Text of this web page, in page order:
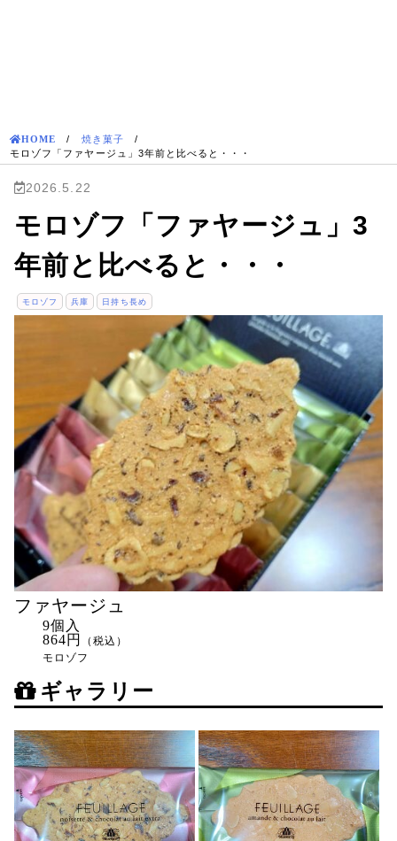
HOME / 焼き菓子 /
モロゾフ「ファヤージュ」3年前と比べると・・・
2026.5.22
モロゾフ「ファヤージュ」3
年前と比べると・・・
モロゾフ 兵庫 日持ち長め
ファヤージュ
9個入
864円
（税込）
モロゾフ
ギャラリー